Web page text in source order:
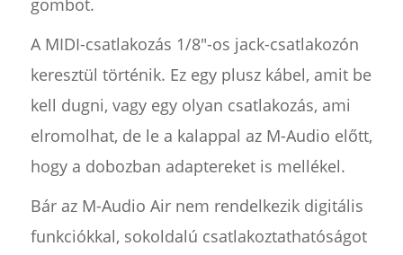
gombot.
A MIDI-csatlakozás 1/8"-os jack-csatlakozón
keresztül történik. Ez egy plusz kábel, amit be
kell dugni, vagy egy olyan csatlakozás, ami
elromolhat, de le a kalappal az M-Audio előtt,
hogy a dobozban adaptereket is mellékel.
Bár az M-Audio Air nem rendelkezik digitális
funkciókkal, sokoldalú csatlakoztathatóságot